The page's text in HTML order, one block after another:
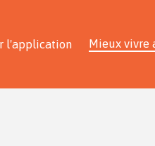
l'application Mieux vivre